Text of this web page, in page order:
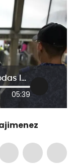
Director Inpec: “Como en todas las instituciones hay fallas, pero queremos mejorar”
05:39